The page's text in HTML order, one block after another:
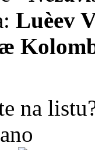
Luèev
na